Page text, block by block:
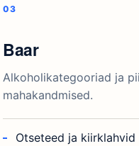
Baar
Alkoholikategooriad ja
mahakandmised.
Otseteed ja kiirklahvid